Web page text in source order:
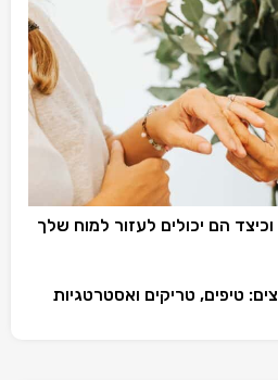
הם יכולים לעזור למוח שלך
טיפים, טריקים ואסטרטגיות